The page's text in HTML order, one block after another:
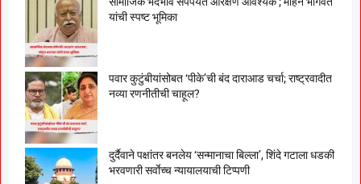
यांची स्पष्ट भूमिका
पवार कुटुंबीयांसोबत ‘पीके’ची बंद दाराआड चर्चा; राष्ट्रवादीत
नव्या रणनीतीची चाहूल?
दुर्दैवाने पक्षांतर बनलेय ‘सन्मानाचा बिल्ला’, शिंदे गटाला धडकी
भरवणारी सर्वाेच्च न्यायालयाची टिप्पणी